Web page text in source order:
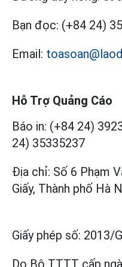
Bạn đọc: (+84 24)
Email:
Hỗ Trợ Quảng Cáo
Báo in: (+84 24)
24) 35335237
Địa chỉ: Số 6 Phạm
Giấy, Thành phố Hà
Giấy phép số: 2013/
Do Bộ TTTT cấp